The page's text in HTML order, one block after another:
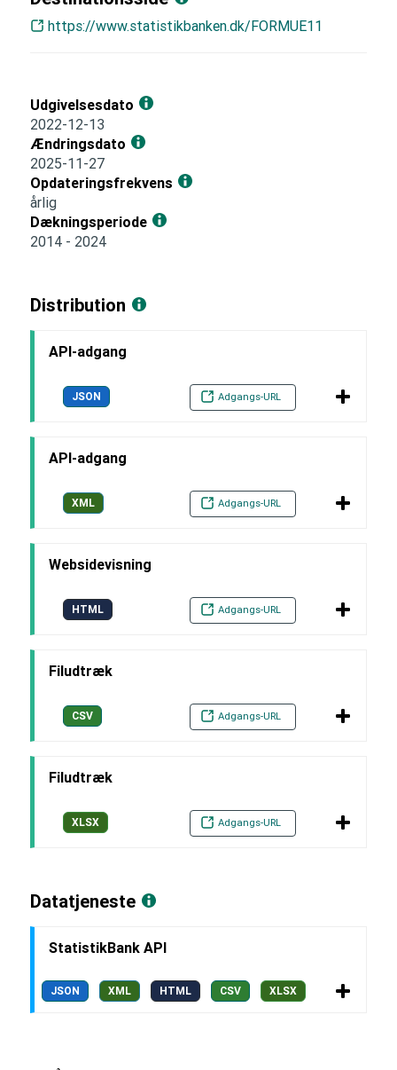
https://www.statistikbanken.dk/FORMUE11
Udgivelsesdato
2022-12-13
Ændringsdato
2025-11-27
Opdateringsfrekvens
årlig
Dækningsperiode
2014 - 2024
Distribution
API-adgang
JSON Adgangs-URL
API-adgang
XML Adgangs-URL
Websidevisning
HTML Adgangs-URL
Filudtræk
CSV Adgangs-URL
Filudtræk
XLSX Adgangs-URL
Datatjeneste
StatistikBank API
JSON XML HTML CSV XLSX